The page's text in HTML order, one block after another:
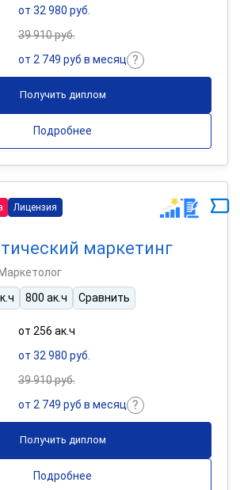
от 32 980 руб.
39 910 руб.
от 2 749 руб в месяц
Получить диплом
Подробнее
Лицензия
маркетинг
800 ак.ч Сравнить
от 256 ак.ч
от 32 980 руб.
39 910 руб.
от 2 749 руб в месяц
Получить диплом
Подробнее